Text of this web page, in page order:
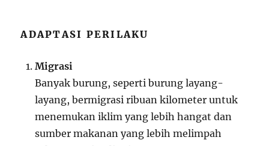
ADAPTASI PERILAKU
Migrasi
Banyak burung, seperti burung layang-
layang, bermigrasi ribuan kilometer untuk
menemukan iklim yang lebih hangat dan
sumber makanan yang lebih melimpah